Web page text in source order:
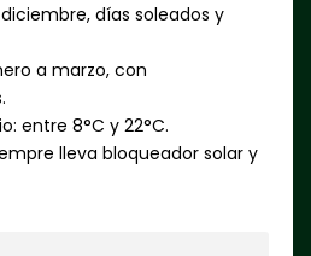
días soleados y
a marzo, con
entre 8°C y 22°C.
lleva bloqueador solar y